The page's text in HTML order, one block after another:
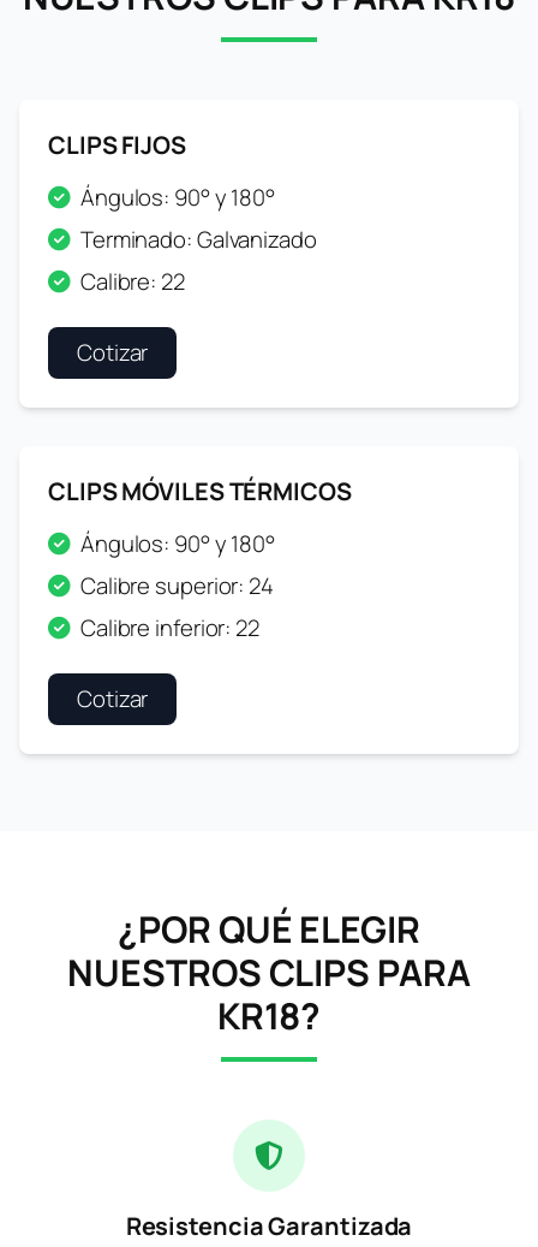
CLIPS FIJOS
Ángulos: 90° y 180°
Terminado: Galvanizado
Calibre: 22
Cotizar
CLIPS MÓVILES TÉRMICOS
Ángulos: 90° y 180°
Calibre superior: 24
Calibre inferior: 22
Cotizar
¿POR QUÉ ELEGIR
NUESTROS CLIPS PARA
KR18?
Resistencia Garantizada